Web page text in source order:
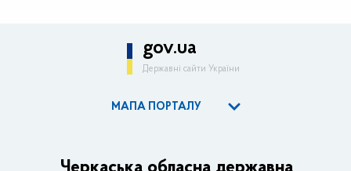
gov.ua
Державні сайти України
МАПА ПОРТАЛУ
Керівництво адміністрації